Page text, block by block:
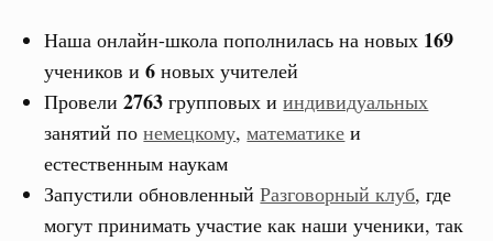
Наша онлайн-школа пополнилась на новых 169
учеников и6 новых учителей
Провели2763 групповых ииндивидуальных
занятий понемецкому,математике и
естественным наукам
Запустили обновленныйРазговорный клуб, где
могут принимать участие как наши ученики, так